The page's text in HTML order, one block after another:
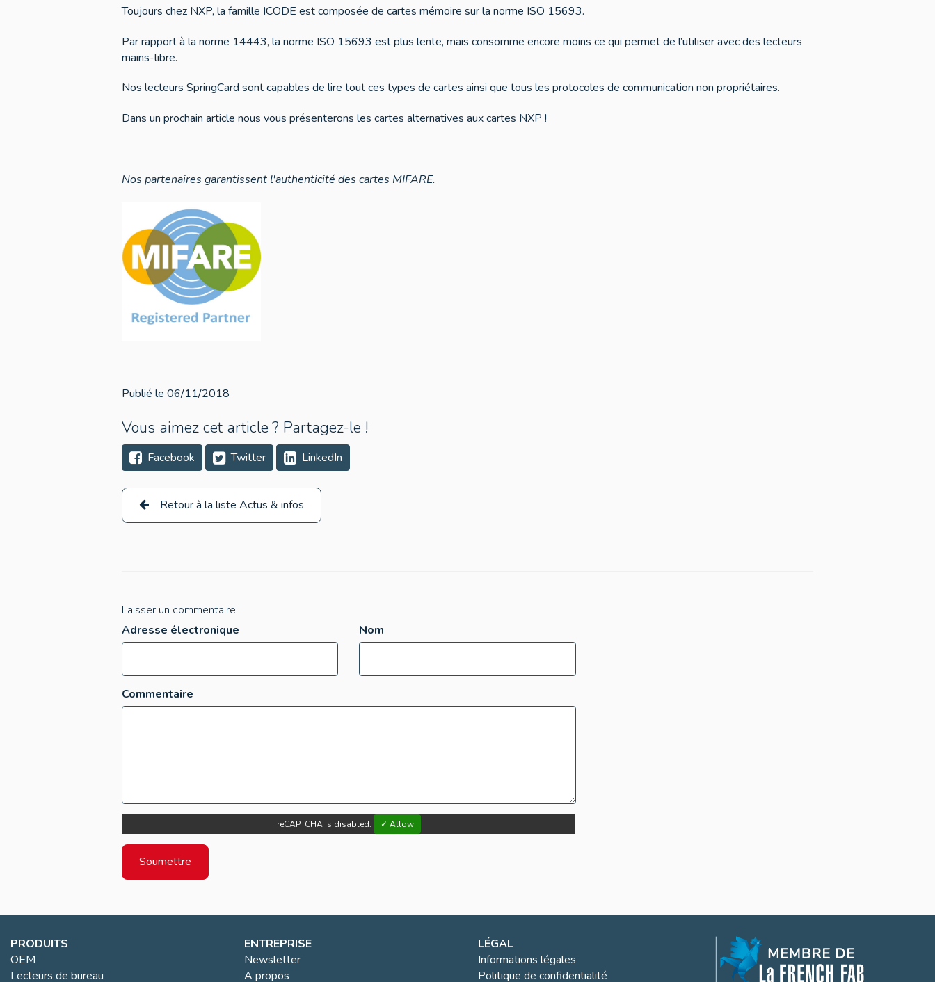
Toujours chez NXP, la famille ICODE est composée de cartes mémoire sur la norme ISO 15693.
Par rapport à la norme 14443, la norme ISO 15693 est plus lente, mais consomme encore moins ce qui permet de l’utiliser avec des lecteurs
mains-libre.
Nos lecteurs SpringCard sont capables de lire tout ces types de cartes ainsi que tous les protocoles de communication non propriétaires.
Dans un prochain article nous vous présenterons les cartes alternatives aux cartes NXP !
Nos partenaires garantissent l'authenticité des cartes MIFARE.
Publié le 06/11/2018
Vous aimez cet article ? Partagez-le !
Facebook Twitter LinkedIn
Retour à la liste Actus & infos
Laisser un commentaire
Adresse électronique
Nom
Commentaire
reCAPTCHA is disabled. ✓ Allow
PRODUITS
OEM
Lecteurs de bureau
ENTREPRISE
Newsletter
A propos
LÉGAL
Informations légales
Politique de confidentialité